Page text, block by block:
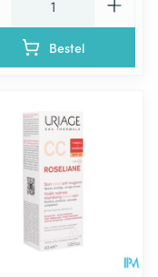
Bestel